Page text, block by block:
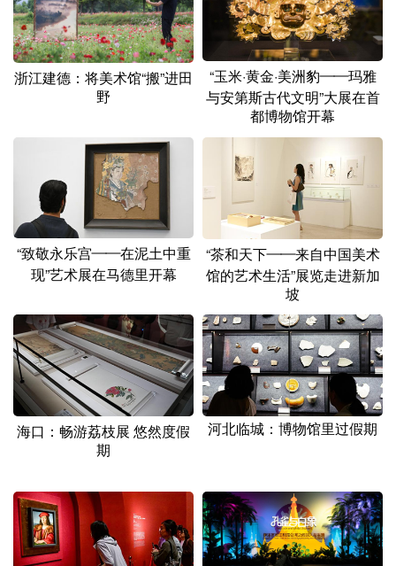
English Español Français عربى
Русский язык 日本語
浙江建德：将美术馆“搬”进田
野
“玉米·黄金·美洲豹——玛雅
与安第斯古代文明”大展在首
都博物馆开幕
“致敬永乐宫——在泥土中重
现”艺术展在马德里开幕
“茶和天下——来自中国美术
馆的艺术生活”展览走进新加
坡
海口：畅游荔枝展 悠然度假
期
河北临城：博物馆里过假期